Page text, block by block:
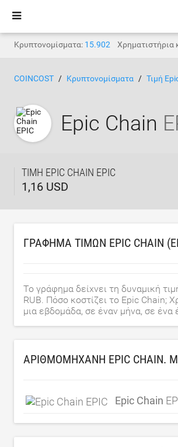
Κρυπτονομίσματα: 15.902 Χρηματιστήρια
COINCOST Κρυπτονομίσματα Τιμή
Epic Chain
ΤΙΜΉ EPIC CHAIN EPIC
1,16 USD
ΓΡΆΦΗΜΑ ΤΙΜΏΝ EPIC CHAIN
Το γράφημα δείχνει τη δυναμική
RUB. Πόσο κοστίζει το Epic Chain;
μια εβδομάδα, σε έναν μήνα, σε ένα
ΑΡΙΘΜΟΜΗΧΑΝΉ EPIC CHAIN.
Epic Chain